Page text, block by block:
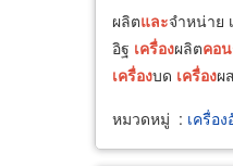
ผลิตและจำหน่าย
อิฐ เครื่องผลิตคอ
เครื่องบด เครื่องผ
หมวดหมู่ : เครื่อ